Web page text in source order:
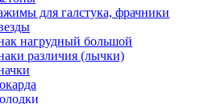
для галстука, фрачники
нагрудный большой
различия (лычки)